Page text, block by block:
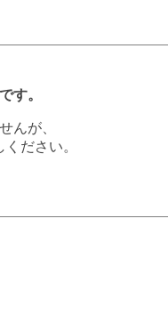
す。
んが、
ださい。